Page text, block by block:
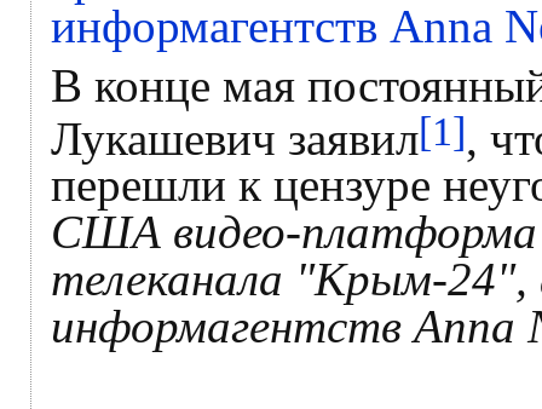
В конце мая
Лукашевич заявил[1],
перешли к цензуре
США видео-платформа
телеканала "Крым-24",
информагентств Anna